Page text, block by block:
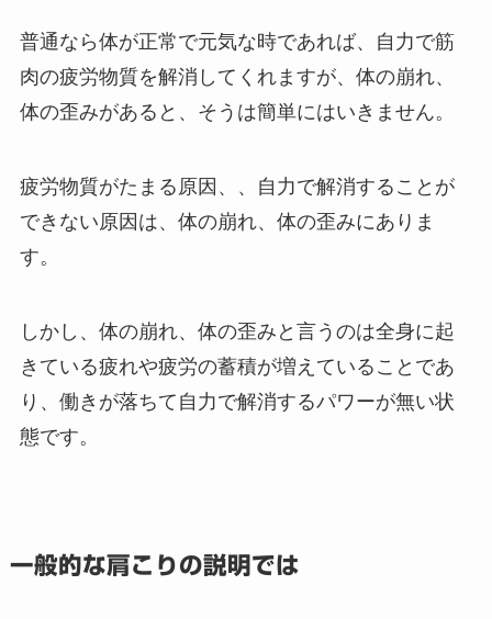
普通なら体が正常で元気な時であれば、
自力で筋
肉の疲労物質を解消してくれますが、体の崩れ、
体の歪みがあると、そうは簡単にはいきません。
疲労物質がたまる原因、、自力で解消することが
できない原因は、体の崩れ、体の歪みにありま
す。
しかし、体の崩れ、体の歪みと言うのは全身に起
きている疲れや疲労の蓄積が増えていることであ
り、働きが落ちて自力で解消するパワーが無い状
態です。
一般的な肩こりの説明では